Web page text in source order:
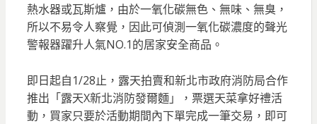
熱水器或瓦斯爐，由於一氧化碳無色、無味、無臭，
所以不易令人察覺，因此可偵測一氧化碳濃度的聲光
警報器躍升人氣NO.1的居家安全商品。
即日起自1/28止，露天拍賣和新北市政府消防局合作
推出「露天X新北消防發爾麵」，票選天菜拿好禮活
動，買家只要於活動期間內下單完成一筆交易，即可